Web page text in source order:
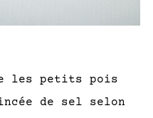
les petits pois
de sel selon